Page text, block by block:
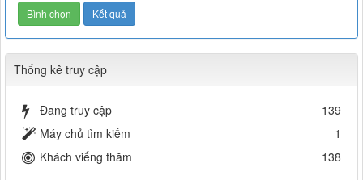
Thống kê truy cập
Đang truy cập
139
Máy chủ tìm kiếm
1
Khách viếng thăm
138